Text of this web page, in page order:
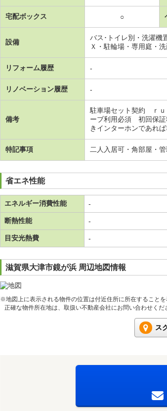
宅配ボックス ○
設備
バス･トイレ別・洗濯機
Ｘ・駐輪場・専用庭・
リフォーム履歴 -
リノベーション履歴 -
備考
駐車場セット契約 ｒｕ
ーブ利用必須 初回保証
きインターホンであれ
特記事項 二人入居可・角部屋・
省エネ性能
エネルギー消費性能 -
断熱性能 -
目安光熱費 -
滋賀県大津市鏡が浜 周辺地図情報
※地図上に表示される物件の位置は付近住所に所在すること
正確な物件所在地は、取扱い不動産会社にお問い合わせくだ
ス